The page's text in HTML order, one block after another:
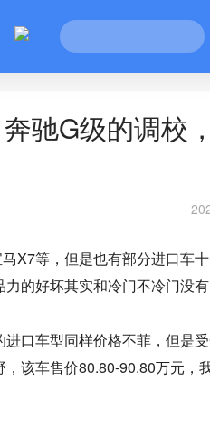
驰G级的调校
X7等，但是也有部分进口车
的好坏其实和冷门不冷门没有
口车型同样价格不菲，但是
该车售价80.80-90.80万元，